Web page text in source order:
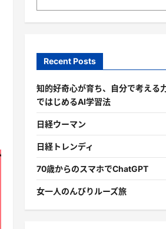
Recent Posts
知的好奇心が育ち、自分で考える
ではじめるAI学習法
日経ウーマン
日経トレンディ
70歳からのスマホでChatGPT
女一人のんびりルーズ旅